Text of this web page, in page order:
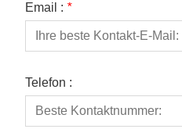
Email : *
Telefon :